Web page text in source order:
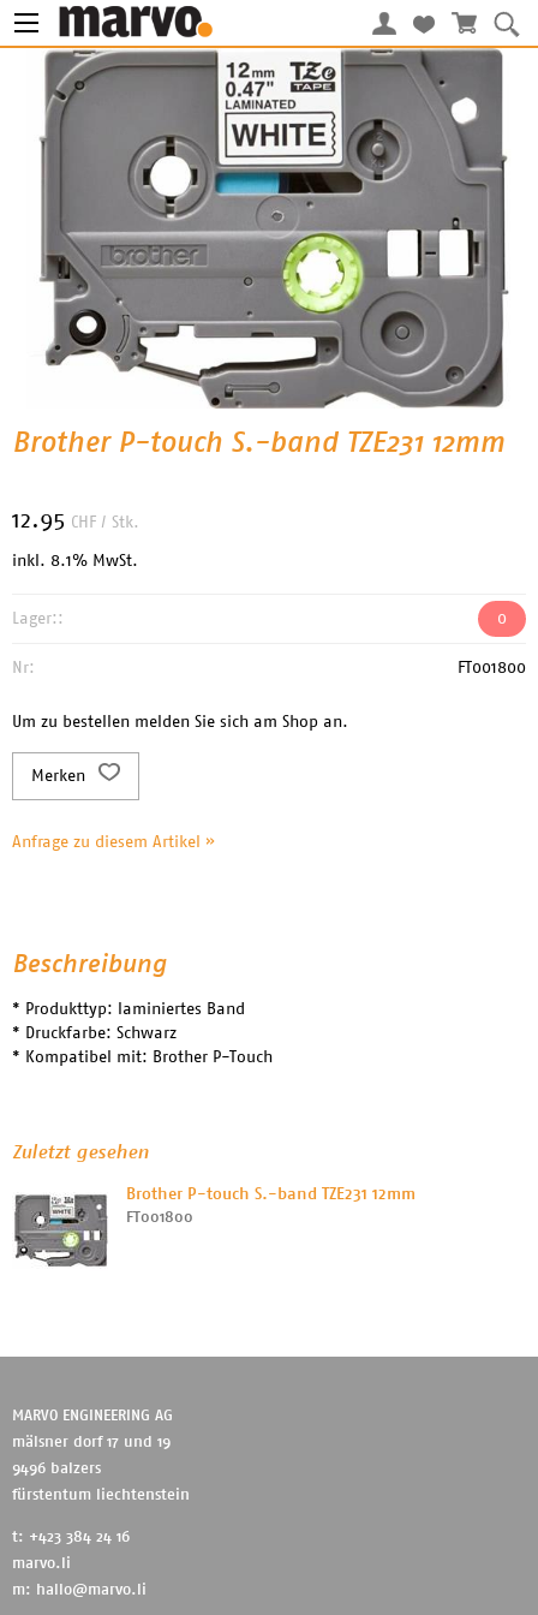
Brother P-touch S.-band TZE231 12mm
12.95 CHF / Stk.
inkl. 8.1% MwSt.
Lager:: 0
Nr: FT001800
Um zu bestellen melden Sie sich am Shop an.
Merken
Anfrage zu diesem Artikel »
Beschreibung
* Produkttyp: laminiertes Band
* Druckfarbe: Schwarz
* Kompatibel mit: Brother P-Touch
Zuletzt gesehen
Brother P-touch S.-band TZE231 12mm
FT001800
MARVO ENGINEERING AG
mälsner dorf 17 und 19
9496 balzers
fürstentum liechtenstein
t: +423 384 24 16
marvo.li
m:
hallo@marvo.li